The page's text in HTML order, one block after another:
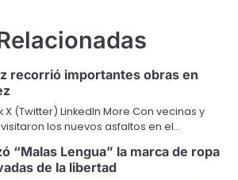
recorrió importantes obras en
(Twitter) LinkedIn More Con vecinas y
los nuevos asfaltos en el…
“Malas Lengua” la marca de ropa
de la libertad